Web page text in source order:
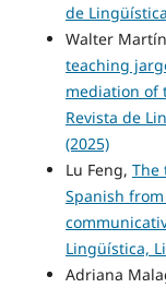
de
Walter
teaching
mediation of
Revista de
(2025)
Lu Feng, The
Spanish
Lingüística,
Adriana